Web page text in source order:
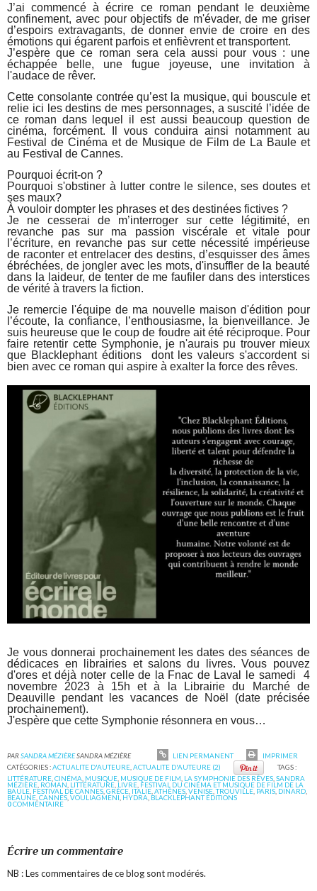
J’ai commencé à écrire ce roman pendant le deuxième
confinement, avec pour objectifs de m'évader, de me griser
d’espoirs extravagants, de donner envie de croire en des
émotions qui égarent parfois et enfièvrent et transportent.
J’espère que ce roman sera cela aussi pour vous : une
échappée belle, une fugue joyeuse, une invitation à
l'audace de rêver.
Cette consolante contrée qu’est la musique, qui bouscule et
relie ici les destins de mes personnages, a suscité l’idée de
ce roman dans lequel il est aussi beaucoup question de
cinéma, forcément. Il vous conduira ainsi notamment au
Festival de Cinéma et de Musique de Film de La Baule et
au Festival de Cannes.
Pourquoi écrit-on ?
Pourquoi s'obstiner à lutter contre le silence, ses doutes et
ses maux?
À vouloir dompter les phrases et des destinées fictives ?
Je ne cesserai de m’interroger sur cette légitimité, en
revanche pas sur ma passion viscérale et vitale pour
l’écriture, en revanche pas sur cette nécessité impérieuse
de raconter et entrelacer des destins, d’esquisser des âmes
ébréchées, de jongler avec les mots, d'insuffler de la beauté
dans la laideur, de tenter de me faufiler dans des interstices
de vérité à travers la fiction.
Je remercie l'équipe de ma nouvelle maison d'édition pour
l’écoute, la confiance, l’enthousiasme, la bienveillance. Je
suis heureuse que le coup de foudre ait été réciproque. Pour
faire retentir cette Symphonie, je n'aurais pu trouver mieux
que Blacklephant éditions dont les valeurs s'accordent si
bien avec ce roman qui aspire à exalter la force des rêves.
Je vous donnerai prochainement les dates des séances de
dédicaces en librairies et salons du livres. Vous pouvez
d'ores et déjà noter celle de la Fnac de Laval le samedi 4
novembre 2023 à 15h et à la Librairie du Marché de
Deauville pendant les vacances de Noël (date précisée
prochainement).
J'espère que cette Symphonie résonnera en vous…
PARSANDRA MÉZIÈRESANDRA MÉZIÈRE LIEN PERMANENT
IMPRIMER
CATÉGORIES :ACTUALITE D'AUTEURE ,ACTUALITE D'AUTEURE (2)
TAGS :
LITTÉRATURE ,CINÉMA MUSIQUE MUSIQUE DE FILM LA SYMPHONIE DES RÊVES ,SANDRA
MÉZIÈRE ROMAN LITTÉRATURE LIVRE FESTIVAL DU CINÉMA ET MUSIQUE DE FILM DE LA
BAULE FESTIVAL DE CANNES ,GRÈCE ITALIE ,ATHÈNES ,VENISE ,TROUVILLE PARIS DINARD
BEAUNE ,CANNES ,VOULIAGMENI HYDRA BLACKLEPHANT ÉDITIONS
0COMMENTAIRE
Écrire un commentaire
NB : Les commentaires de ce blog sont modérés.